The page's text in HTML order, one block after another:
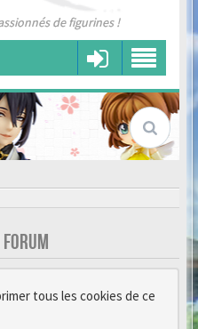
de figurines !
tous les cookies de ce